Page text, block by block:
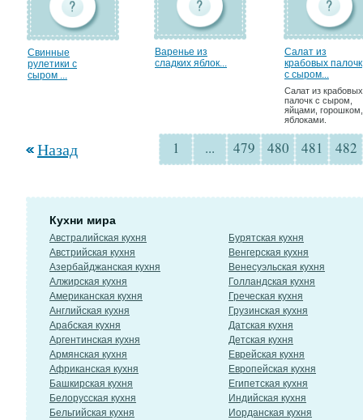
Свинные
рулетики с
сыром ...
Варенье из
сладких яблок...
Салат из
крабовых палочк
с сыром...
Салат из крабовых
палочк с сыром,
яйцами, горошком,
яблоками.
Назад 1 ... 479 480 481 482
Кухни мира
Австралийская кухня
Австрийская кухня
Азербайджанская кухня
Алжирская кухня
Американская кухня
Английская кухня
Арабская кухня
Аргентинская кухня
Армянская кухня
Африканская кухня
Башкирская кухня
Белорусская кухня
Бельгийская кухня
Бурятская кухня
Венгерская кухня
Венесуэльская кухня
Голландская кухня
Греческая кухня
Грузинская кухня
Датская кухня
Детская кухня
Еврейская кухня
Европейская кухня
Египетская кухня
Индийская кухня
Иорданская кухня